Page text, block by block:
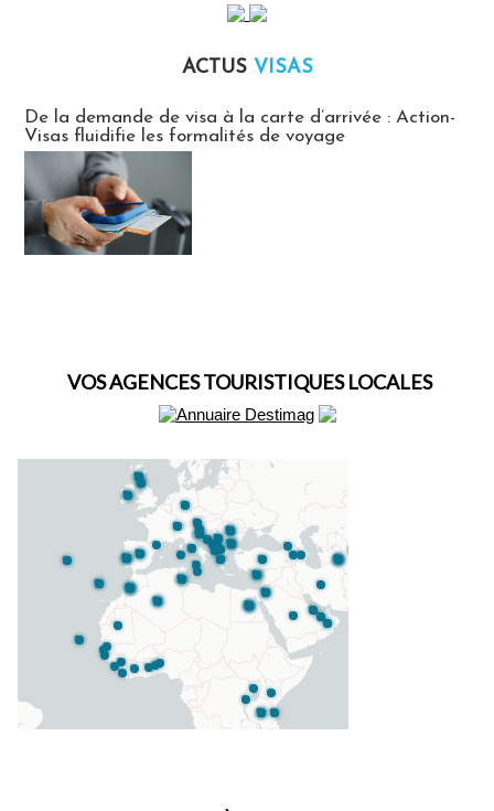
ACTUS VISAS
De la demande de visa à la carte d’arrivée : Action-
Visas fluidifie les formalités de voyage
VOS AGENCES TOURISTIQUES LOCALES